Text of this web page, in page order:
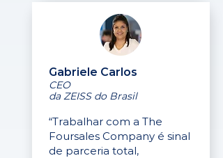
Gabriele Carlos
CEO
da ZEISS do Brasil
“Trabalhar com a The
Foursales Company é sinal
de parceria total,